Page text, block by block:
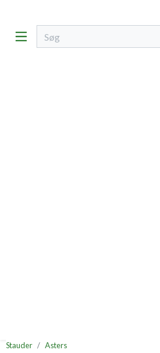
Stauder Asters